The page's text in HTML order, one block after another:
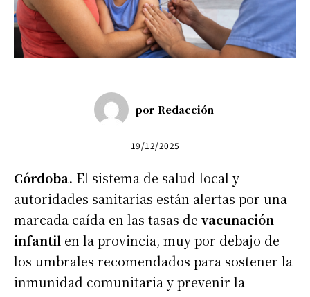
por Redacción
19/12/2025
Córdoba. El sistema de salud local y
autoridades sanitarias están alertas por una
marcada caída en las tasas de vacunación
infantil en la provincia, muy por debajo de
los umbrales recomendados para sostener la
inmunidad comunitaria y prevenir la